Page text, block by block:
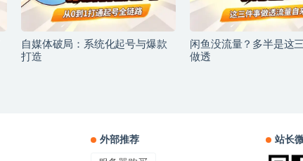
自媒体破局：系统化起号与爆款
打造
闲鱼没流量？多半是这
做透
外部推荐 站长